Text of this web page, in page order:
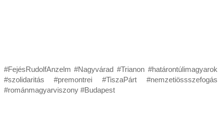
#FejésRudolfAnzelm #Nagyvárad #Trianon #határontúlimagyarok
#szolidaritás #premontrei #TiszaPárt #nemzetiössszefogás
#románmagyarviszony #Budapest